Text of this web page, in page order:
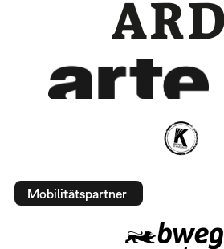
Mobilitätspartner